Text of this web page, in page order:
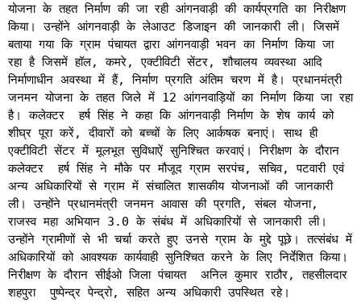
योजना के तहत निर्माण की जा रही आंगनवाड़ी की कार्यप्रगति का निरीक्षण
किया। उन्होंने आंगनवाड़ी के लेआउट डिजाइन की जानकारी ली। जिसमें
बताया गया कि ग्राम पंचायत द्वारा आंगनवाड़ी भवन का निर्माण किया जा
रहा है जिसमें हॉल, कमरे, एक्टीविटी सेंटर, शौचालय व्यवस्था आदि
निर्माणाधीन अवस्था में हैं, निर्माण प्रगति अंतिम चरण में है। प्रधानमंत्री
जनमन योजना के तहत जिले में 12 आंगनवाड़ियों का निर्माण किया जा रहा
है। कलेक्टर हर्ष सिंह ने कहा कि आंगनवाड़ी निर्माण के शेष कार्य को
शीघ्र पूरा करें, दीवारों को बच्चों के लिए आर्कषक बनाएं। साथ ही
एक्टीविटी सेंटर में मूलभूत सुविधाऐं सुनिश्चित करवाएं। निरीक्षण के दौरान
कलेक्टर हर्ष सिंह ने मौके पर मौजूद ग्राम सरपंच, सचिव, पटवारी एवं
अन्य अधिकारियों से ग्राम में संचालित शासकीय योजनाओं की जानकारी
ली। उन्होंने प्रधानमंत्री जनमन आवास की प्रगति, संबल योजना,
राजस्व महा अभियान 3.0 के संबंध में अधिकारियों से जानकारी ली।
उन्होंने ग्रामीणों से भी चर्चा करते हुए उनसे ग्राम के मुद्दे पूछे। तत्संबंध में
अधिकारियों को आवश्यक कार्यवाही सुनिश्चित करने के लिए निर्देशित किया।
निरीक्षण के दौरान सीईओ जिला पंचायत अनिल कुमार राठौर, तहसीलदार
शहपुरा पुष्पेन्द्र पेन्द्रो, सहित अन्य अधिकारी उपस्थित रहे।